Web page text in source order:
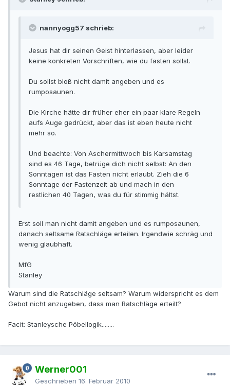
nannyogg57 schrieb:
Jesus hat dir seinen Geist hinterlassen, aber leider
keine konkreten Vorschriften, wie du fasten sollst.
Du sollst bloß nicht damit angeben und es
rumposaunen.
Die Kirche hätte dir früher eher ein paar klare Regeln
aufs Auge gedrückt, aber das ist eben heute nicht
mehr so.
Und beachte: Von Aschermittwoch bis Karsamstag
sind es 46 Tage, betrüge dich nicht selbst: An den
Sonntagen ist das Fasten nicht erlaubt. Zieh die 6
Sonntage der Fastenzeit ab und mach in den
restlichen 40 Tagen, was du für stimmig hältst.
Erst soll man nicht damit angeben und es rumposaunen,
danach seltsame Ratschläge erteilen. Irgendwie schräg und
wenig glaubhaft.
MfG
Stanley
Warum sind die Ratschläge seltsam? Warum widerspricht es dem
Gebot nicht anzugeben, dass man Ratschläge erteilt?
Facit: Stanleysche Pöbellogik........
Werner001
Geschrieben 16. Februar 2010